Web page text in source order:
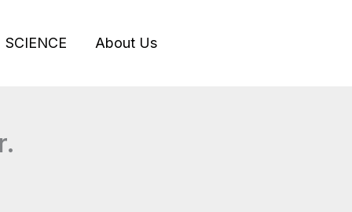
SCIENCE About Us